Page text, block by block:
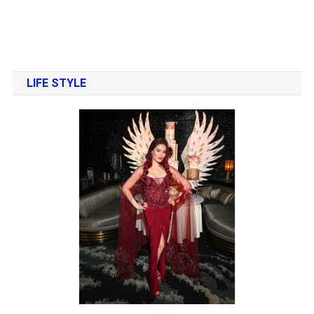
LIFE STYLE